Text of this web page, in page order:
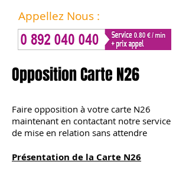
Appellez Nous :
Opposition Carte N26
Faire opposition à votre carte N26
maintenant en contactant notre service
de mise en relation sans attendre
Présentation de la Carte N26